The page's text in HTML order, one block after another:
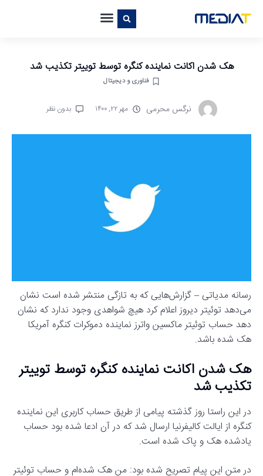
هک شدن اکانت نماینده کنگره توسط توییتر تکذیب شد
فناوری و دیجیتال
نرگس محرمی مهر ۲۲, ۱۴۰۰ بدون نظر
رسانه مدیاتی – گزارش‌هایی که به تازگی منتشر شده است نشان
می‌دهد ​​​​​​​توئیتر دیروز اعلام کرد هیچ شواهدی وجود ندارد که نشان
دهد حساب توئیتر ماکسین واترز نماینده دموکرات کنگره آمریکا
هک شده باشد.
هک شدن اکانت نماینده کنگره توسط توییتر
تکذیب شد
در این راستا روز گذشته پیامی از طریق حساب کاربری این نماینده
کنگره از ایالت کالیفرنیا ارسال شد که در آن ادعا شده بود حساب
یادشده هک و پاک شده است.
در متن این پیام تصریح شده بود: من هک شده‌ام و حساب توئیتر